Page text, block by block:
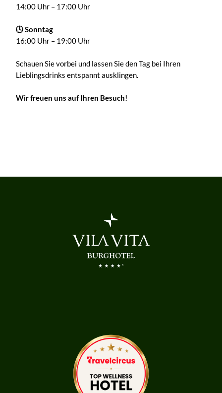
14:00 Uhr – 17:00 Uhr
🕓 Sonntag
16:00 Uhr – 19:00 Uhr
Schauen Sie vorbei und lassen Sie den Tag bei Ihren
Lieblingsdrinks entspannt ausklingen.
Wir freuen uns auf Ihren Besuch!